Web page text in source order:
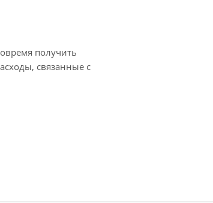
получить
связанные с